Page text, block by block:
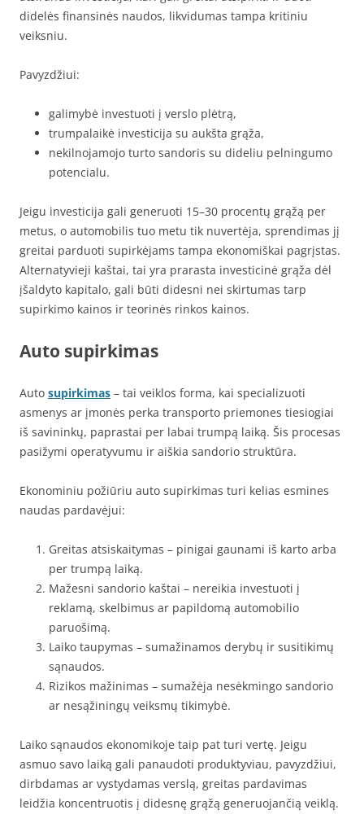
didelės finansinės naudos, likvidumas tampa kritiniu
veiksniu.
Pavyzdžiui:
galimybė investuoti į verslo plėtrą,
trumpalaikė investicija su aukšta grąža,
nekilnojamojo turto sandoris su dideliu pelningumo
potencialu.
Jeigu investicija gali generuoti 15–30 procentų grąžą per
metus, o automobilis tuo metu tik nuvertėja, sprendimas jį
greitai parduoti supirkėjams tampa ekonomiškai pagrįstas.
Alternatyvieji kaštai, tai yra prarasta investicinė grąža dėl
įšaldyto kapitalo, gali būti didesni nei skirtumas tarp
supirkimo kainos ir teorinės rinkos kainos.
Auto supirkimas
Auto supirkimas – tai veiklos forma, kai specializuoti
asmenys ar įmonės perka transporto priemones tiesiogiai
iš savininkų, paprastai per labai trumpą laiką. Šis procesas
pasižymi operatyvumu ir aiškia sandorio struktūra.
Ekonominiu požiūriu auto supirkimas turi kelias esmines
naudas pardavėjui:
Greitas atsiskaitymas – pinigai gaunami iš karto arba
per trumpą laiką.
Mažesni sandorio kaštai – nereikia investuoti į
reklamą, skelbimus ar papildomą automobilio
paruošimą.
Laiko taupymas – sumažinamos derybų ir susitikimų
sąnaudos.
Rizikos mažinimas – sumažėja nesėkmingo sandorio
ar nesąžiningų veiksmų tikimybė.
Laiko sąnaudos ekonomikoje taip pat turi vertę. Jeigu
asmuo savo laiką gali panaudoti produktyviau, pavyzdžiui,
dirbdamas ar vystydamas verslą, greitas pardavimas
leidžia koncentruotis į didesnę grąžą generuojančią veiklą.